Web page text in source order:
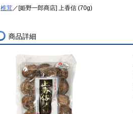
椎茸／[姫野一郎商店] 上香信 (70g)
商品詳細